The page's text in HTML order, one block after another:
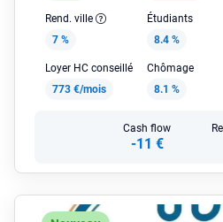
Rend. ville
7 %
Étudiants
8.4 %
Loyer HC conseillé
773 €/mois
Chômage
8.1 %
Cash flow
-11 €